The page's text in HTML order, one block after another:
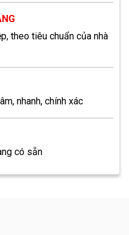
theo tiêu chuẩn của nhà
nhanh, chính xác
có sẵn